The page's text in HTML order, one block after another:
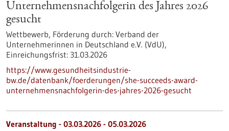
Unternehmensnachfolgerin des Jahres 2026
gesucht
Wettbewerb, Förderung durch: Verband der
Unternehmerinnen in Deutschland e.V. (VdU),
Einreichungsfrist: 31.03.2026
https://www.gesundheitsindustrie-
bw.de/datenbank/foerderungen/she-succeeds-award-
unternehmensnachfolgerin-des-jahres-2026-gesucht
Veranstaltung - 03.03.2026 - 05.03.2026